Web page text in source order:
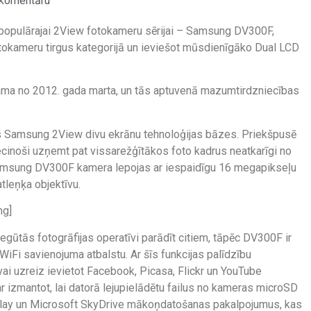
2View fotokameru sērijai – Samsung DV300F,
tirgus kategorijā un ieviešot mūsdienīgāko Dual LCD
no 2012. gada marta, un tās aptuvenā mazumtirdzniecības
2View divu ekrānu tehnoloģijas bāzes. Priekšpusē
uzņemt pat vissarežģītākos foto kadrus neatkarīgi no
DV300F kamera lepojas ar iespaidīgu 16 megapikseļu
objektīvu.
fotogrāfijas operatīvi parādīt citiem, tāpēc DV300F ir
savienojuma atbalstu. Ar šīs funkcijas palīdzību
uzreiz ievietot Facebook, Picasa, Flickr un YouTube
izmantot, lai datorā lejupielādētu failus no kameras microSD
un Microsoft SkyDrive mākoņdatošanas pakalpojumus, kas